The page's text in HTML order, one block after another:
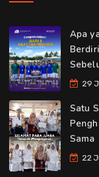
Apa
29
Satu
Sama
22